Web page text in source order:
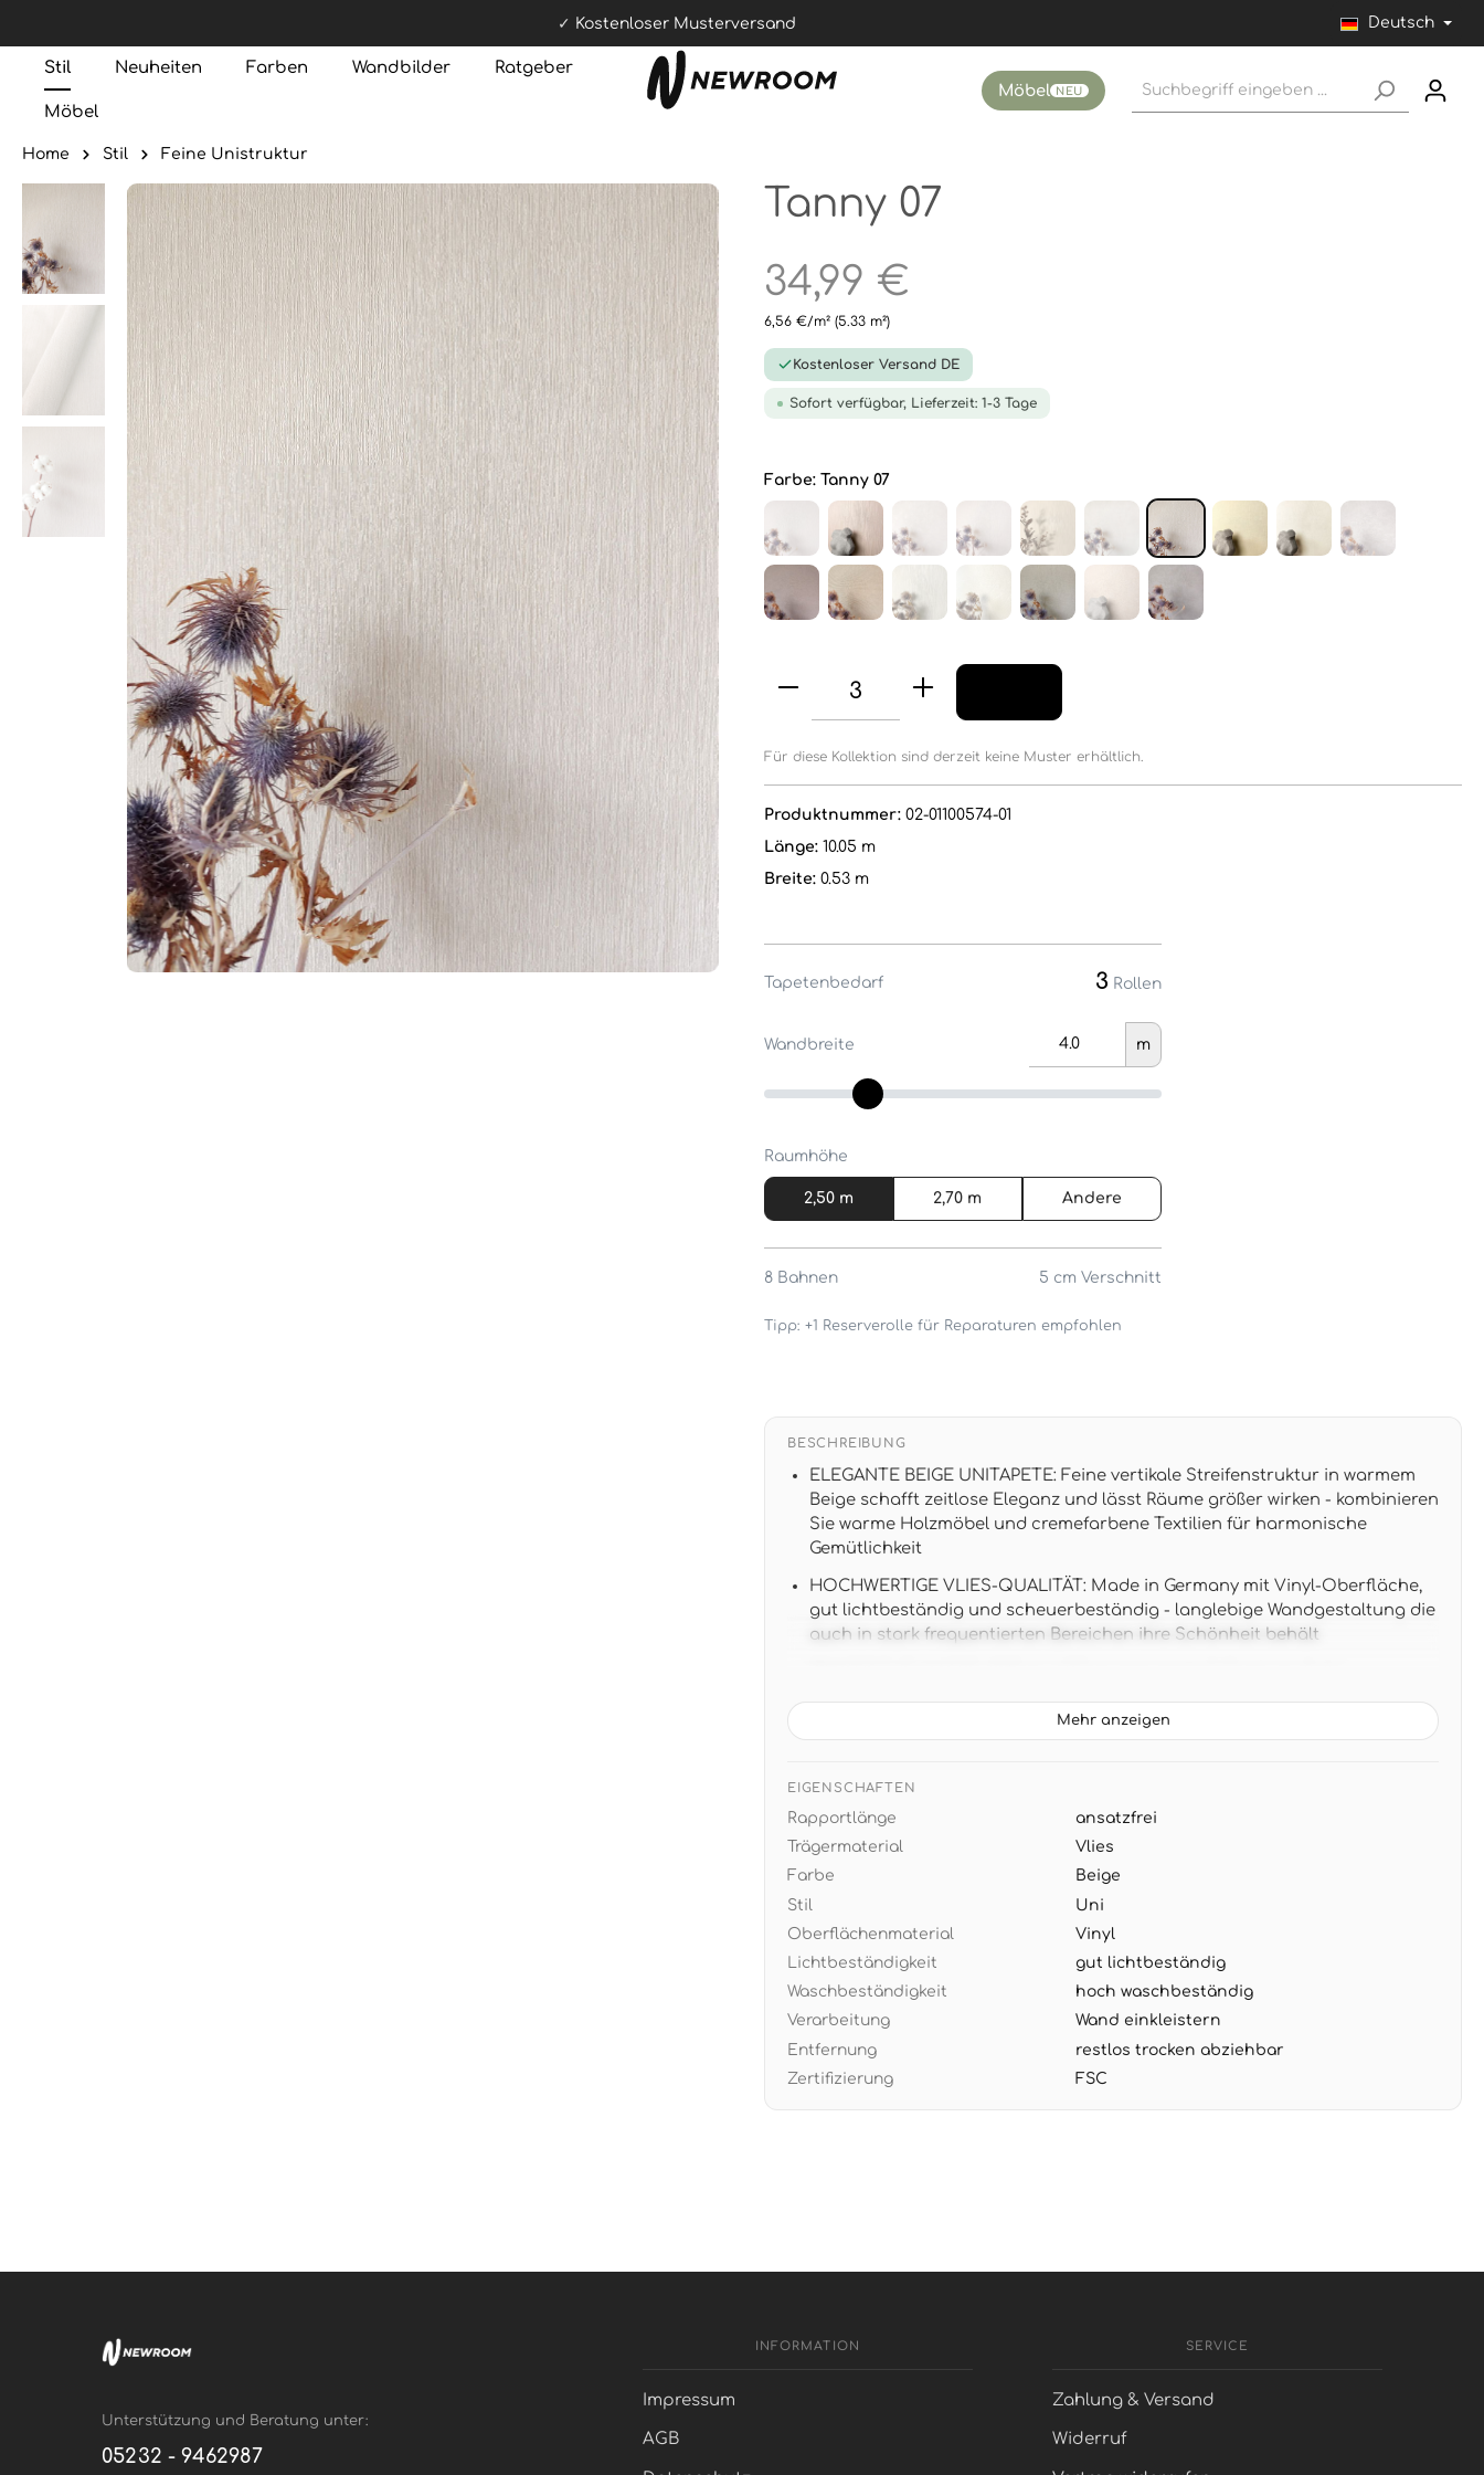
Kostenloser Musterversand Deutsch
Stil Neuheiten Farben Wandbilder Ratgeber
Möbel
Möbel NEU
Home Stil Feine Unistruktur
Tanny 07
34,99 €
6,56 €/m² (5.33 m²)
Kostenloser Versand DE
Sofort verfügbar, Lieferzeit: 1-3 Tage
Farbe: Tanny 07
Für diese Kollektion sind derzeit keine Muster erhältlich.
Produktnummer: 02-01100574-01
Länge: 10.05 m
Breite: 0.53 m
Tapetenbedarf 3 Rollen
Wandbreite m
Raumhöhe
2,50 m 2,70 m Andere
8 Bahnen 5 cm Verschnitt
Tipp: +1 Reserverolle für Reparaturen empfohlen
BESCHREIBUNG
ELEGANTE BEIGE UNITAPETE: Feine vertikale Streifenstruktur in warmem
Beige schafft zeitlose Eleganz und lässt Räume größer wirken - kombinieren
Sie warme Holzmöbel und cremefarbene Textilien für harmonische
Gemütlichkeit
HOCHWERTIGE VLIES-QUALITÄT: Made in Germany mit Vinyl-Oberfläche,
gut lichtbeständig und scheuerbeständig - langlebige Wandgestaltung die
auch in stark frequentierten Bereichen ihre Schönheit behält
zu natürlichen Materialien wie Rattan, Leinen und Holz - ideal für
EINFACHE VERARBEITUNG: Wand einkleistern statt Tapete - zeitsparend
und sauber, restlos trocken abziehbar bei Renovierung ohne Rückstände
Mehr anzeigen
EIGENSCHAFTEN
Rapportlänge
ansatzfrei
Trägermaterial
Vlies
Farbe
Beige
Stil
Uni
Oberflächenmaterial
Vinyl
Lichtbeständigkeit
gut lichtbeständig
Waschbeständigkeit
hoch waschbeständig
Verarbeitung
Wand einkleistern
Entfernung
restlos trocken abziehbar
Zertifizierung
FSC
Unterstützung und Beratung unter:
05232 - 9462987
INFORMATION
Impressum
AGB
SERVICE
Zahlung & Versand
Widerruf